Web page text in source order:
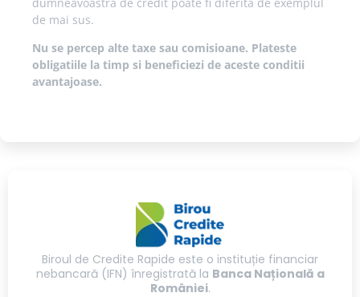
de mai sus.
Nu se percep alte taxe sau comisioane. Plateste
obligatiile la timp si beneficiezi de aceste conditii
avantajoase.
Biroul de Credite Rapide este o instituție financiar
nebancară (IFN) înregistrată la Banca Națională a
României.